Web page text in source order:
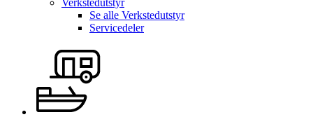
Se alle Verkstedutstyr
Servicedeler